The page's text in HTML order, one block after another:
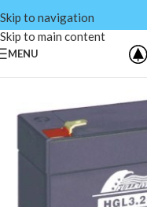
Skip to navigation
Skip to main content
MENU